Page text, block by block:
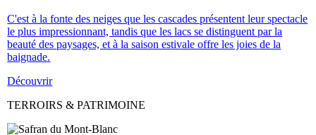
C'est à la fonte des neiges que les cascades présentent leur spectacle
le plus impressionnant, tandis que les lacs se distinguent par la
beauté des paysages, et à la saison estivale offre les joies de la
baignade.
Découvrir
TERROIRS & PATRIMOINE